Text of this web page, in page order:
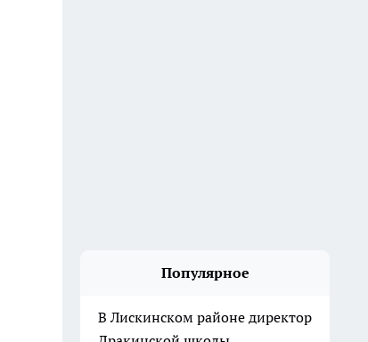
Популярное
В Лискинском районе директор